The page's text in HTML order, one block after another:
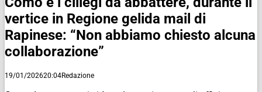
vertice in Regione gelida mail di
Rapinese: “Non abbiamo chiesto alcuna
collaborazione”
19/01/202620:04Redazione